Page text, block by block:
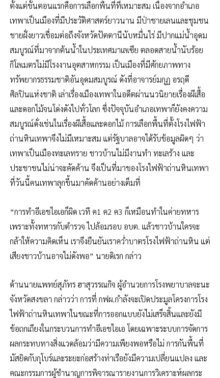
ตั้งแต่ขั้นตอนแรกคือการเลือกพื้นที่ที่เหมาะสม เนื่องจากอำเภอ
เทพาเป็นเมืองที่มีประวัติศาสตร์ยาวนาน มีป่าชายเลนและชุมชน
ชายฝั่งยาวเชื่อมต่อถึงจังหวัดปัตตานีนับหมื่นไร่ มีปากแม่น้ำอุดม
สมบูรณ์ที่มาจากต้นน้ำในประเทศมาเลเซีย ตลอดสายน้ำนับร้อย
กิโลเมตรไม่มีโรงงานอุตสาหกรรม เป็นเมืองที่มีศักยภาพทาง
ทรัพยากรธรรมชาติอันอุดมสมบูรณ์ ดังที่อาจารย์มกุฏ อรฤดี
ศิลปินแห่งชาติ เล่าเรื่องเมืองเทพาในอดีตผ่านนวนิยายเรื่องผีเสื้อ
และดอกไม้จนโด่งดังไปทั่วโลก ซึ่งปัจจุบันอำเภอเทพาก็ยังคงความ
สมบูรณ์ดั่งเช่นในเรื่องผีเสื้อและดอกไม้ การเลือกพื้นที่ตั้งโรงไฟฟ้า
ถ่านหินเทพาจึงไม่มีเหมาะสม แต่รัฐบาลอาจได้รับข้อมูลผิดๆ ว่า
เทพาเป็นเมืองทะเลทราย ชาวบ้านไม่มีงานทำ ทะเลร้าง และ
ประชาชนไม่น่าจะคัดค้าน จึงเป็นที่มาของโรงไฟฟ้าถ่านหินเทพา
ที่วันนี้คนเทพาลุกขึ้นมาคัดค้านอย่างเต็มที่
“การทำอีเอชไอเอก็ผิด เวที ค1 ค2 ค3 ก็เหมือนทำในค่ายทหาร
เพราะทั้งทหารกับตำรวจ ไปล้อมรอบ อบต. แล้วชาวบ้านใครจะ
กล้าให้ความคิดเห็น เราจึงยืนยันเราคว่ำบาตรโรงไฟฟ้าถ่านหิน แต่
เสียงชาวบ้านอาจไม่ดังพอ” นายดิเรก กล่าว
ด้านนายแพทย์สุภัทร ฮาสุวรรณกิจ ผู้อำนวยการโรงพยาบาลจะนะ
จังหวัดสงขลา กล่าวว่า การที่ กฟผ.กำลังจะเปิดประมูลโครงการโรง
ไฟฟ้าถ่านหินเทพาในขณะที่การออกแบบยังไม่เสร็จสิ้นและยังมี
ข้อถกเถียงในกระบวนการทำอีเอชไอเอ โดยเฉพาะระบบการจัดการ
ผลกระทบทางสิ่งแวดล้อมว่ามีความเพียงพอหรือไม่ การกันพื้นที่
มัสยิดกับกุโบร์และระยะก่อสร้างท่าเรือยังมีความเปลี่ยนแปลง และ
คณะกรรมการผู้ชำนาญการพิจารณารายงานการวิเคราะห์ผลกระ